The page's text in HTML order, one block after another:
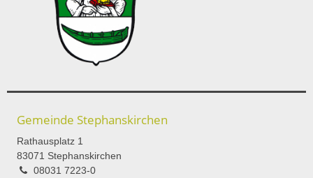
Gemeinde Stephanskirchen
Rathausplatz 1
83071 Stephanskirchen
08031 7223-0